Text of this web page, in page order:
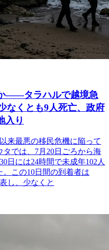
——タラハルで越境急
なくとも9人死亡、政府
入り
来最悪の移民危機に陥って
では、7月20日ごろから海
日には24時間で未成年102人
この10日間の到着者は
し、少なくと